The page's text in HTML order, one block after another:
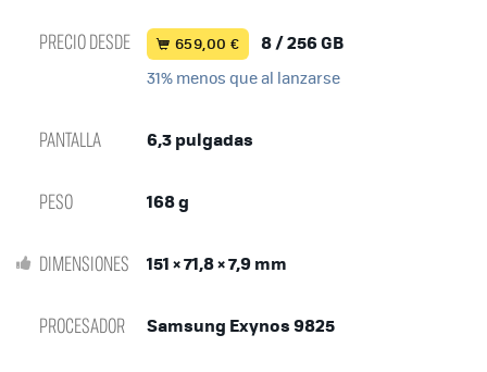
PRECIO DESDE 659,00 € 8 / 256 GB
31% menos que al lanzarse
PANTALLA 6,3 pulgadas
PESO 168 g
DIMENSIONES 151 × 71,8 × 7,9 mm
PROCESADOR Samsung Exynos 9825